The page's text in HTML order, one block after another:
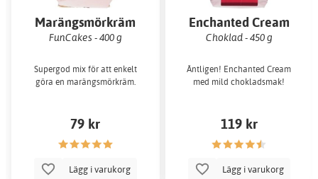
Marängsmörkräm
FunCakes - 400 g
Supergod mix för att enkelt
göra en marängsmörkräm.
79 kr
Lägg i varukorg
Enchanted Cream
Choklad - 450 g
Äntligen! Enchanted Cream
med mild chokladsmak!
119 kr
Lägg i varukorg